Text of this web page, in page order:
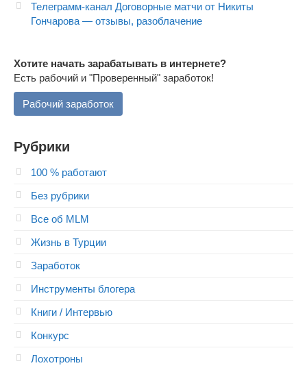
Телеграмм-канал Договорные матчи от Никиты
Гончарова — отзывы, разоблачение
Хотите начать зарабатывать в интернете?
Есть рабочий и "Проверенный" заработок!
Рабочий заработок
Рубрики
100 % работают
Без рубрики
Все об MLM
Жизнь в Турции
Заработок
Инструменты блогера
Книги / Интервью
Конкурс
Лохотроны